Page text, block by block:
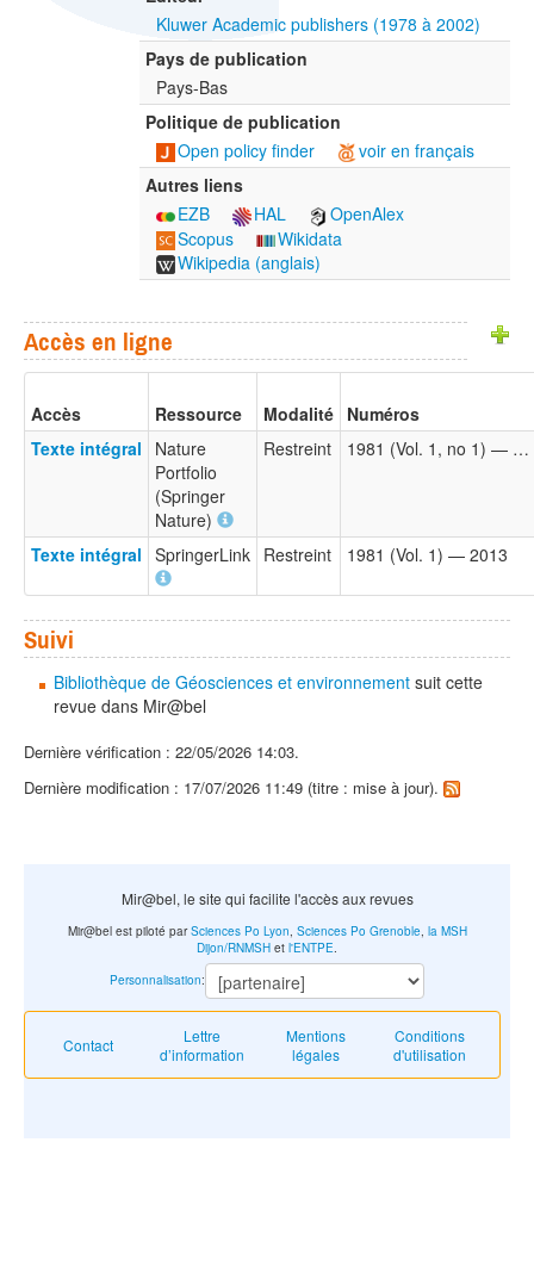
Kluwer Academic publishers (1978 à 2002)
Pays de publication
Pays-Bas
Politique de publication
Open policy finder
voir en français
Autres liens
EZB
HAL
OpenAlex
Scopus
Wikidata
Wikipedia (anglais)
Accès en ligne
Accès Ressource Modalité Numéros
Texte intégral
Nature
Portfolio
(Springer
Nature)
Restreint 1981 (Vol. 1, no 1) — …
Texte intégral SpringerLink Restreint 1981 (Vol. 1) — 2013
Suivi
Bibliothèque de Géosciences et environnement suit cette
revue dans Mir@bel
Dernière vérification : 22/05/2026 14:03.
Dernière modification : 17/07/2026 11:49 (titre : mise à jour).
Mir@bel, le site qui facilite l'accès aux revues
Contact
Lettre
d’information
Mentions
légales
Conditions
d'utilisation
Mir@bel est piloté parSciences Po Lyon, Sciences Po Grenoble, la MSH
Dijon/RNMSH et l'ENTPE.
Personnalisation: